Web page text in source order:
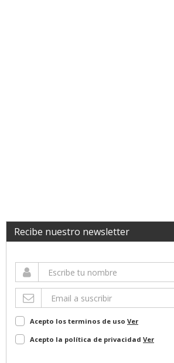
Recibe nuestro newsletter
Acepto los terminos de uso Ver
Acepto la política de privacidad Ver